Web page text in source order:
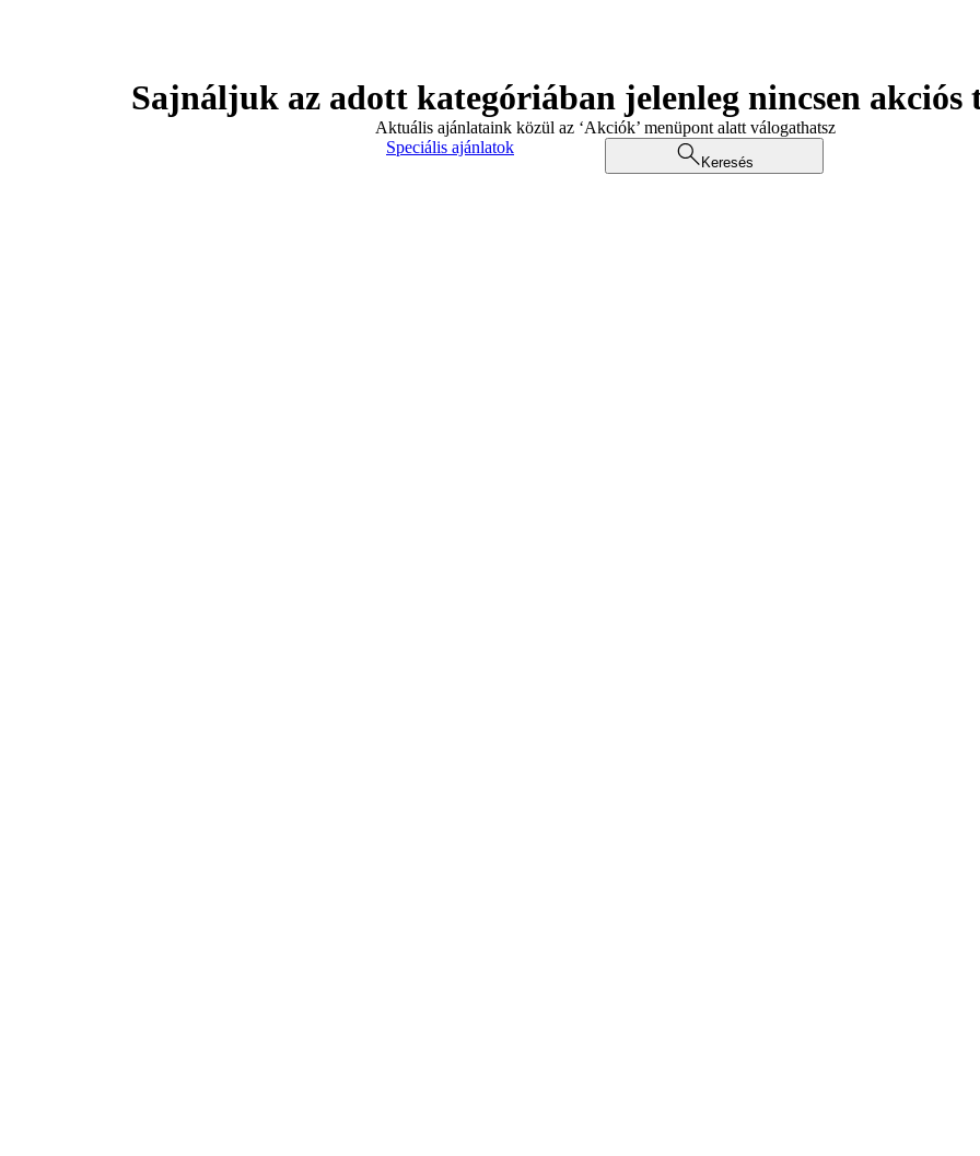
Sajnáljuk az adott kategóriában jelenleg nincsen akciós
Aktuális ajánlataink közül az ‘Akciók’ menüpont alatt válogathatsz
Speciális ajánlatok
Keresés